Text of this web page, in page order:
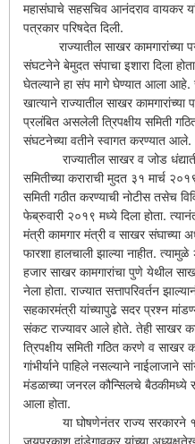
महासंघाचे सहसचिव आनंदराव वायकर
पत्रकार परिषदेत दिली.
राज्यातील साखर कामगारांच्या
संघटनेने बेमुदत संपाचा इशारा दिला
घेतल्याने हा संप मागे घेण्यात आला आहे.
खात्याने राज्यातील साखर कामगारांच्या
प्रलंबित असलेली त्रिपक्षीय समिती
संघटनेच्या वतीने स्वागत करण्यात आले.
राज्यातील साखर व जोड धंद्यातील
समितीच्या कराराची मुदत ३१ मार्च
समिती गठीत करण्याची नोटीस तसेच
फेब्रुवारी २०१९ मध्ये दिला होता.
मंत्री कामगार मंत्री व साखर संघाच्या
फारशा हालचाली झाल्या नाहीत.
हजार साखर कामगारांचा पुणे येथील
नेला होता. राज्यात सत्तापरिवर्तन
सहकारमंत्री यांच्यापुढे सदर प्रश्‍न
संकट राज्यावर आले होते. तेही साखर
त्रिपक्षीय समिती गठित करणे व साखर
गांभीर्याने पाहिले नसल्याने नाईलाजाने
मंडळाच्या जनरल कौन्सिलचे बैठकीमध्ये
आला होता.
या घोषणेनंतर राज्य सरकारने १२